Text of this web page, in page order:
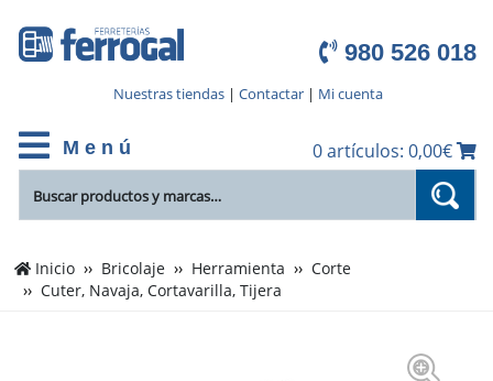
980 526 018
Nuestras tiendas| Contactar| Mi cuenta
M e n ú 0 artículos: 0,00€
Inicio Bricolaje Herramienta
Corte
Cuter, Navaja, Cortavarilla, Tijera